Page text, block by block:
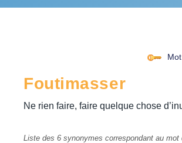
Foutimasser
Ne rien faire, faire quelque chose
Liste des 6 synonymes correspondant au mot